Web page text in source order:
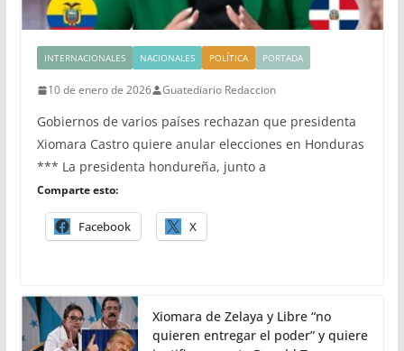
INTERNACIONALES NACIONALES POLÍTICA PORTADA
10 de enero de 2026 Guatediario Redaccion
Gobiernos de varios países rechazan que presidenta
Xiomara Castro quiere anular elecciones en Honduras
*** La presidenta hondureña, junto a
Comparte esto:
Facebook X
Xiomara de Zelaya y Libre “no
quieren entregar el poder” y quiere